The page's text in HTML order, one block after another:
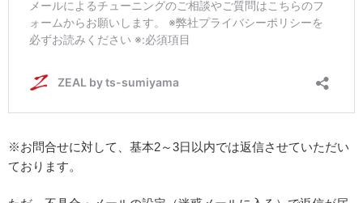
※お問合せに対して、基本2～3日以内では返信させていただい
ております。